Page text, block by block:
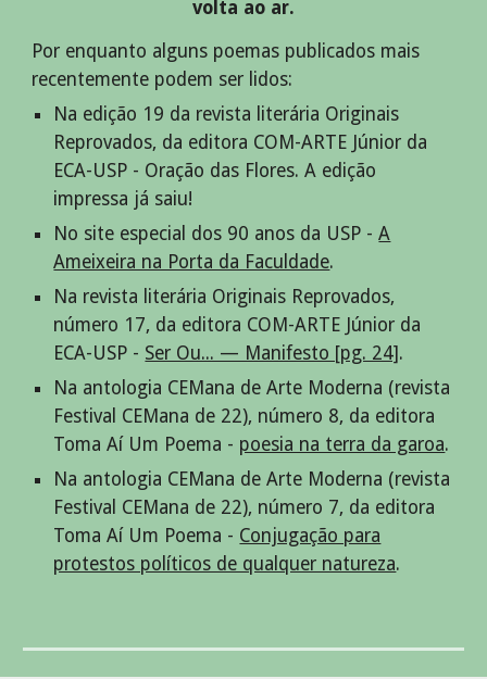
volta ao ar.
Por enquanto alguns poemas publicados mais
recentemente podem ser lidos:
N a edição 19 da revista literária Originais
Reprovados, da editora COM-ARTE Júnior da
ECA-USP - Oração das Flores. A edição
impressa já saiu!
No site especial dos 90 anos da USP -A
Ameixeira na Porta da Faculdade.
Na revista literária Originais Reprovados,
número 17, da editora COM-ARTE Júnior da
ECA-USP - Ser Ou... — Manifesto [pg. 24] .
Na antologia CEMana de Arte Moderna (revista
Festival CEMana de 22), número 8, da editora
Toma Aí Um Poema - poesia na terra da garoa.
Na antologia CEMana de Arte Moderna (revista
Festival CEMana de 22), número 7, da editora
Toma Aí Um Poema - Conjugação para
protestos políticos de qualquer natureza.